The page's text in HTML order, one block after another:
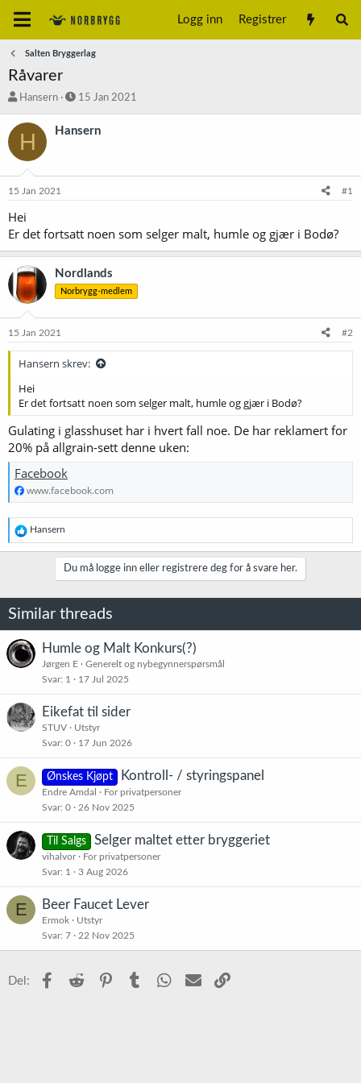
Logg inn Registrer
Salten Bryggerlag
Råvarer
T
å
d
t
Hansern
S
a
15 Jan 2021
H Hansern
15 Jan 2021 #1
Hei
Er det fortsatt noen som selger malt, humle og gjær i Bodø?
Nordlands
Norbrygg-medlem
15 Jan 2021 #2
Hansern skrev:
Hei
Er det fortsatt noen som selger malt, humle og gjær i Bodø?
Gulating i glasshuset har i hvert fall noe. De har reklamert for
20% på allgrain-sett denne uken:
Facebook
www.facebook.com
R
e
a
n
e
r
:
Hansern
Du må logge inn eller registrere deg for å svare her.
Similar threads
Humle og Malt Konkurs(?)
Jørgen E
Generelt og nybegynnerspørsmål
Svar 1 17 Jul 2025
Eikefat til sider
STUV
Utstyr
Svar 0 17 Jun 2026
E Ønskes Kjøpt Kontroll- / styringspanel
Endre Amdal
For privatpersoner
Svar 0 26 Nov 2025
Til Salgs Selger maltet etter bryggeriet
vihalvor
For privatpersoner
Svar 1 3 Aug 2026
E Beer Faucet Lever
Ermok
Utstyr
Svar 7 22 Nov 2025
Del: Facebook
Reddit PinterestTumblr WhatsApp
E-post